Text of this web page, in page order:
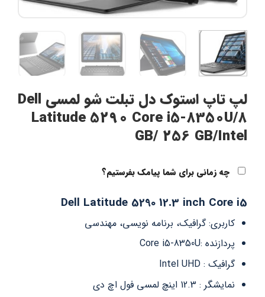
لپ تاپ استوک دل تبلت شو لمسی Dell
Latitude 5290 Core i5-8350U/8
GB/ 256 GB/Intel
چه زمانی برای شما پیامک بفرستیم؟
Dell Latitude 5290 12.3 inch Core i5
کاربری: گرافیک، برنامه نویسی، مهندسی
پردازنده :Core i5-8350U
گرافیک : ‎Intel UHD
نمایشگر : 12.3 اینچ لمسی فول اچ دی